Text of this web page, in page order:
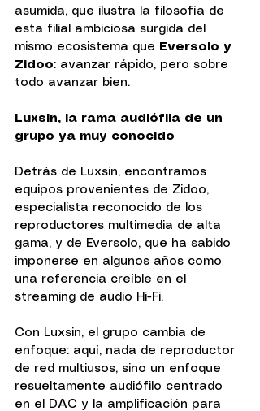
asumida, que ilustra la filosofía de
esta filial ambiciosa surgida del
mismo ecosistema que
Eversolo y
Zidoo: avanzar rápido, pero sobre
todo avanzar bien.
Luxsin, la rama audiófila de un
grupo ya muy conocido
Detrás de Luxsin, encontramos
equipos provenientes de Zidoo,
especialista reconocido de los
reproductores multimedia de alta
gama, y de Eversolo, que ha sabido
imponerse en algunos años como
una referencia creíble en el
streaming de audio Hi-Fi.
Con Luxsin, el grupo cambia de
enfoque: aquí, nada de reproductor
de red multiusos, sino un enfoque
resueltamente audiófilo centrado
en el DAC y la amplificación para